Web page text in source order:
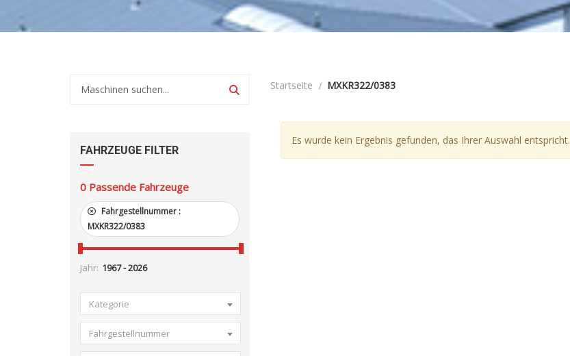
FAHRZEUGE FILTER
0 Passende Fahrzeuge
Fahrgestellnummer :
MXKR322/0383
Jahr:
Kategorie
Fahrgestellnummer
Startseite MXKR322/0383
Es wurde kein Ergebnis gefunden, das Ihrer Auswahl entspricht.